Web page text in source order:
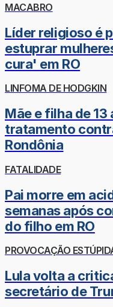
MACABRO
Líder religioso é
estuprar
cura' em RO
LINFOMA DE HODGKIN
Mãe e filha de
tratamento
Rondônia
FATALIDADE
Pai morre em
semanas após
do filho em RO
PROVOCAÇÃO
Lula volta a
secretário de